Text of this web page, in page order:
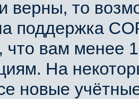
верны, то
поддержка
что вам менее
На
новые